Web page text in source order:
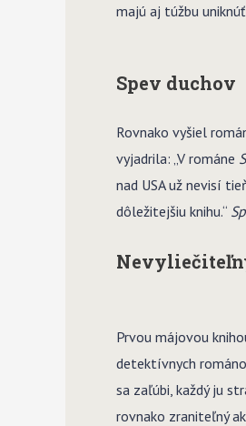
majú aj túžbu
Spev duchov
Rovnako vyšiel
vyjadrila: „V románe
nad USA už nevisí
dôležitejšiu knihu.“
Prvou májovou
detektívnych
sa zaľúbi, každý ju
rovnako zraniteľný